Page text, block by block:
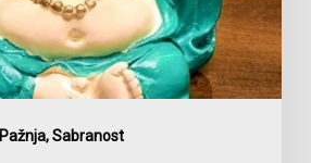
Pažnja, Sabranost